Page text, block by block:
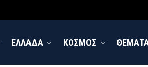
ΕΛΛΑΔΑ ΚΟΣΜΟΣ